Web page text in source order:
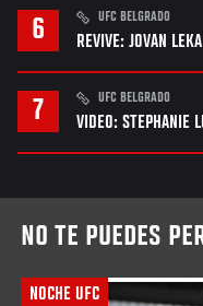
UFC BELGRADO
REVIVE: JOVAN
UFC BELGRADO
VIDEO: STEPHANIE
NO TE PUEDES
NOCHE UFC